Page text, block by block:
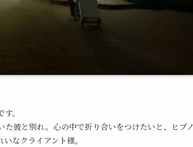
。
彼と別れ。心の中で折り合いをつけたいと、ヒプノ
なクライアント様。